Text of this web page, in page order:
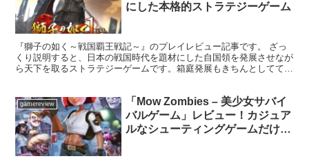
にした本格的ストラテジーゲーム
『獅子の如く～戦国覇王戦記～』のプレイレビュー記事です。 ざっ
くり説明すると、日本の戦国時代を題材にした自国領を発展させなが
ら天下を取るストラテジーゲームです。箱庭発展もきちんとしてて1
gamereview
「Mow Zombies – 美少女サバイ
バルゲーム」レビュー！カジュア
ルなシューティングゲームだけど